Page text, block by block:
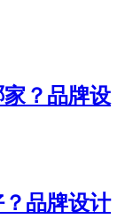
？品牌设
品牌设计